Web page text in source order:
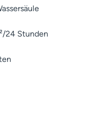
24 Stunden